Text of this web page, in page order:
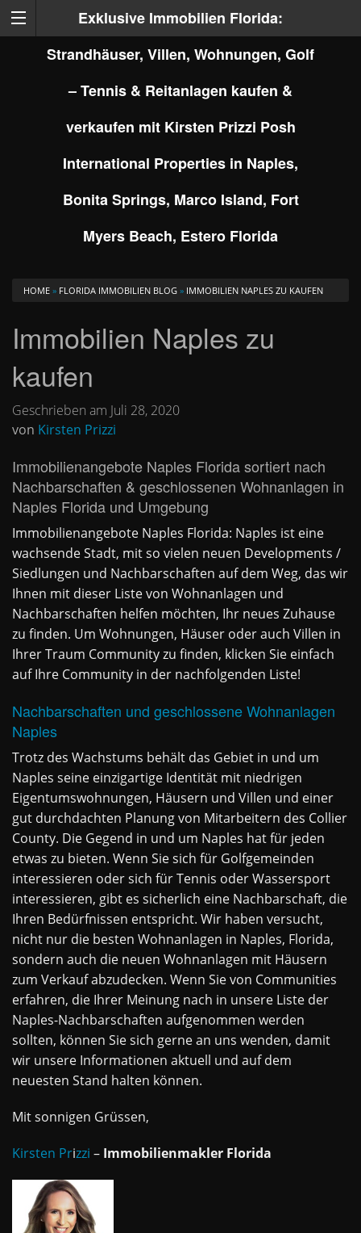
Exklusive Immobilien Florida:
Strandhäuser, Villen, Wohnungen, Golf
– Tennis & Reitanlagen kaufen &
verkaufen mit Kirsten Prizzi Posh
International Properties in Naples,
Bonita Springs, Marco Island, Fort
Myers Beach, Estero Florida
HOME » FLORIDA IMMOBILIEN BLOG » IMMOBILIEN NAPLES ZU KAUFEN
Immobilien Naples zu
kaufen
Geschrieben am Juli 28, 2020
von Kirsten Prizzi
Immobilienangebote Naples Florida sortiert nach
Nachbarschaften & geschlossenen Wohnanlagen in
Naples Florida und Umgebung
Immobilienangebote Naples Florida: Naples ist eine
wachsende Stadt, mit so vielen neuen Developments /
Siedlungen und Nachbarschaften auf dem Weg, das wir
Ihnen mit dieser Liste von Wohnanlagen und
Nachbarschaften helfen möchten, Ihr neues Zuhause
zu finden. Um Wohnungen, Häuser oder auch Villen in
Ihrer Traum Community zu finden, klicken Sie einfach
auf Ihre Community in der nachfolgenden Liste!
Nachbarschaften und geschlossene Wohnanlagen
Naples
Trotz des Wachstums behält das Gebiet in und um
Naples seine einzigartige Identität mit niedrigen
Eigentumswohnungen, Häusern und Villen und einer
gut durchdachten Planung von Mitarbeitern des Collier
County. Die Gegend in und um Naples hat für jeden
etwas zu bieten. Wenn Sie sich für Golfgemeinden
interessieren oder sich für Tennis oder Wassersport
interessieren, gibt es sicherlich eine Nachbarschaft, die
Ihren Bedürfnissen entspricht. Wir haben versucht,
nicht nur die besten Wohnanlagen in Naples, Florida,
sondern auch die neuen Wohnanlagen mit Häusern
zum Verkauf abzudecken. Wenn Sie von Communities
erfahren, die Ihrer Meinung nach in unsere Liste der
Naples-Nachbarschaften aufgenommen werden
sollten, können Sie sich gerne an uns wenden, damit
wir unsere Informationen aktuell und auf dem
neuesten Stand halten können.
Mit sonnigen Grüssen,
Kirsten Prizzi – Immobilienmakler Florida